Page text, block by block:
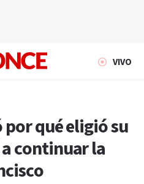
VIVO
por qué eligió su
continuar la